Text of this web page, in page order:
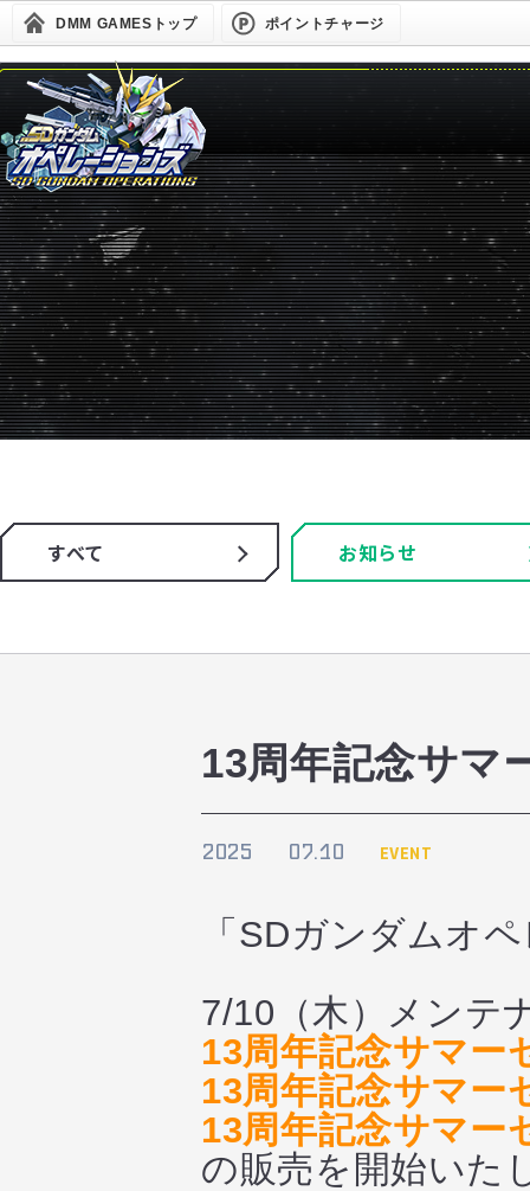
DMM GAMESトップ ポイントチャージ
すべて お知らせ
13周年記念サマ
2025 07.10 EVENT
「SDガンダムオ
7/10（木）メンテ
13周年記念サマー
13周年記念サマー
13周年記念サマー
の販売を開始いた